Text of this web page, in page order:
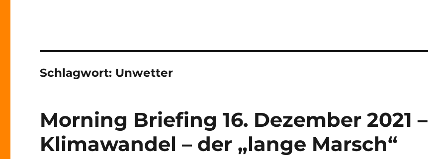
Schlagwort: Unwetter
Morning Briefing 16. Dezember 2021 –
Klimawandel – der „lange Marsch“